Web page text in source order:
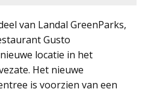
van Landal GreenParks,
Gusto
locatie in het
Het nieuwe
is voorzien van een